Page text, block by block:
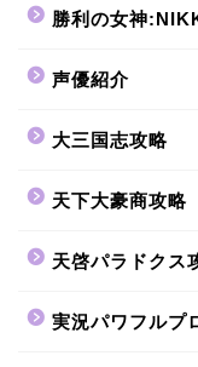
勝利の女神
声優紹介
大三国志攻略
天下大豪商攻略
天啓パラドクス
実況パワフルプ